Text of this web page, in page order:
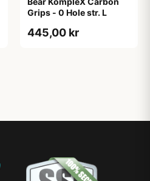
Grips - 0 Hole str. L
445,00 kr